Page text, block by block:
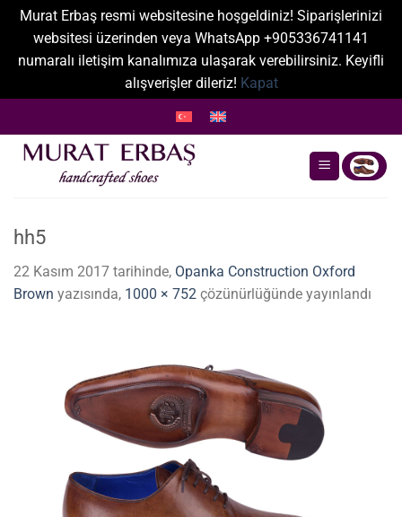
Murat Erbaş resmi websitesine hoşgeldiniz! Siparişlerinizi
websitesi üzerinden veya WhatsApp +905336741141
numaralı iletişim kanalımıza ulaşarak verebilirsiniz. Keyifli
alışverişler dileriz! Kapat
atla
hh5
22 Kasım 2017 tarihinde, Opanka Construction Oxford
Brown yazısında, 1000 × 752 çözünürlüğünde yayınlandı